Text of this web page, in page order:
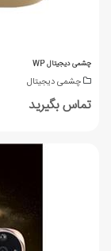
چشمی دیجیتال WP
چشمی دیجیتال
تماس بگیرید